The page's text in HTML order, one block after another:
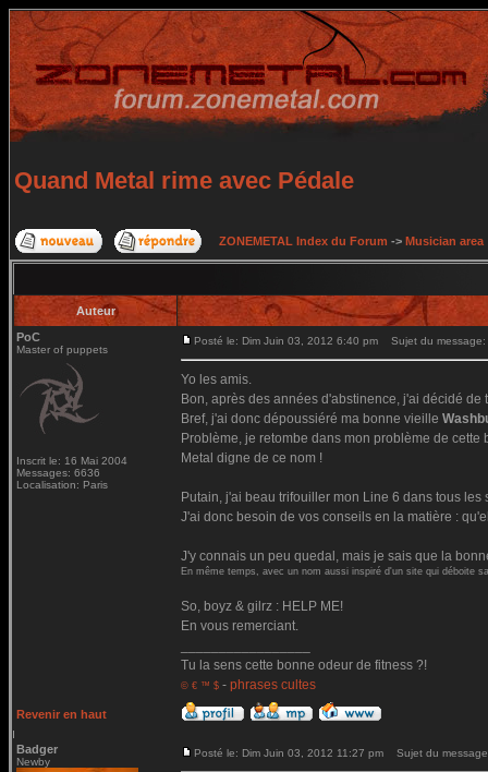
Quand Metal rime avec Pédale
ZONEMETAL Index du Forum -> Musician area
Auteur
PoC
Master of puppets
Inscrit le: 16 Mai 2004
Messages: 6636
Localisation: Paris
Posté le: Dim Juin 03, 2012 6:40 pm Sujet du message:
Yo les amis.
Bon, après des années d'abstinence, j'ai décidé
Bref, j'ai donc dépoussiéré ma bonne vieille
Problème, je retombe dans mon problème de
Metal digne de ce nom !
Putain, j'ai beau trifouiller mon Line 6 dans tous
J'ai donc besoin de vos conseils en la matière :
J'y connais un peu quedal, mais je sais que la
En même temps, avec un nom aussi inspiré d'un site qui déboite
So, boyz & gilrz : HELP ME!
En vous remerciant.
Tu la sens cette bonne odeur de fitness ?!
© € ™ $ - phrases cultes
Revenir en haut
Badger
Newby
Posté le: Dim Juin 03, 2012 11:27 pm Sujet du